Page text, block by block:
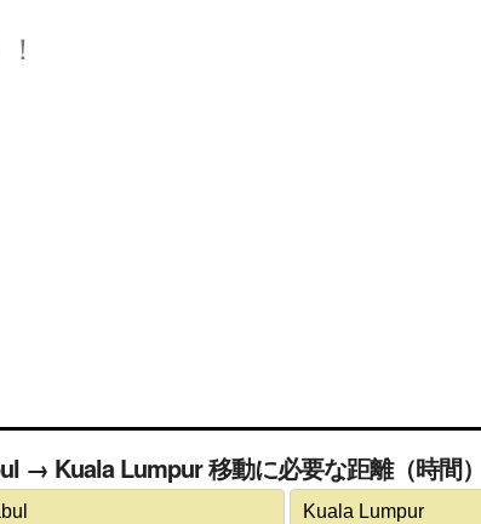
→ Kuala Lumpur 移動に必要な距離（時間）